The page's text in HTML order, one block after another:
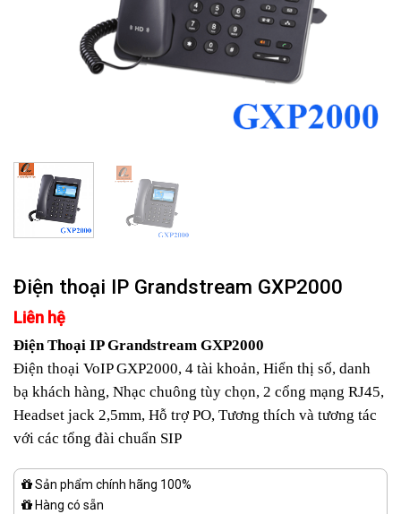
Điện thoại IP Grandstream GXP2000
Liên hệ
Điện Thoại IP Grandstream GXP2000
Điện thoại VoIP GXP2000, 4 tài khoản, Hiển thị số, danh
bạ khách hàng, Nhạc chuông tùy chọn, 2 cổng mạng RJ45,
Headset jack 2,5mm, Hỗ trợ PO, Tương thích và tương tác
với các tổng đài chuẩn SIP
Sản phẩm chính hãng 100%
Hàng có sẵn